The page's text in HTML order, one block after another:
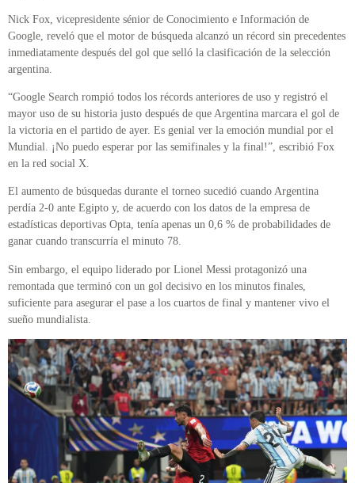
Nick Fox, vicepresidente sénior de Conocimiento e Información de
Google, reveló que el motor de búsqueda alcanzó un récord sin precedentes
inmediatamente después del gol que selló la clasificación de la selección
argentina.
“Google Search rompió todos los récords anteriores de uso y registró el
mayor uso de su historia justo después de que Argentina marcara el gol de
la victoria en el partido de ayer. Es genial ver la emoción mundial por el
Mundial. ¡No puedo esperar por las semifinales y la final!”, escribió Fox
en la red social X.
El aumento de búsquedas durante el torneo sucedió cuando Argentina
perdía 2-0 ante Egipto y, de acuerdo con los datos de la empresa de
estadísticas deportivas Opta, tenía apenas un 0,6 % de probabilidades de
ganar cuando transcurría el minuto 78.
Sin embargo, el equipo liderado por Lionel Messi protagonizó una
remontada que terminó con un gol decisivo en los minutos finales,
suficiente para asegurar el pase a los cuartos de final y mantener vivo el
sueño mundialista.